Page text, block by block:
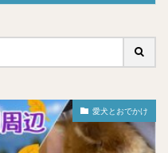
愛犬とおでかけ